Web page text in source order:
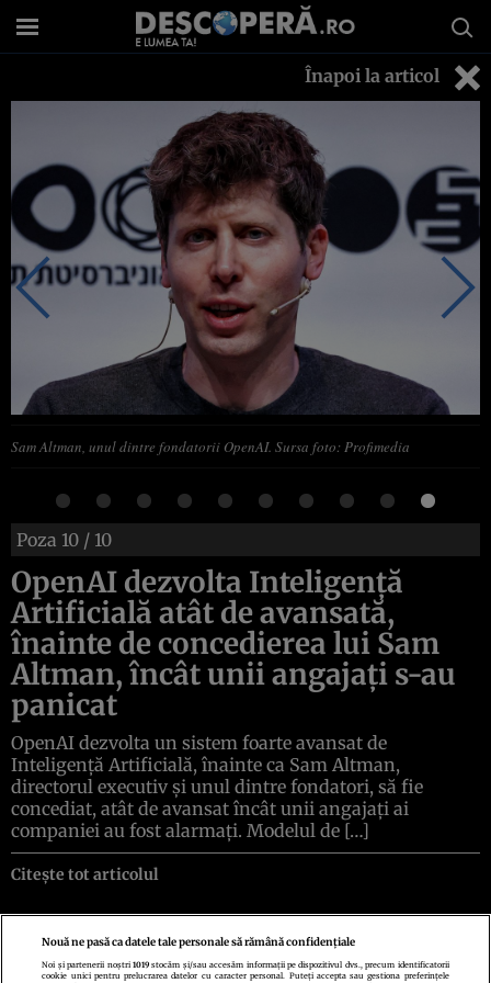
Înapoi la articol
Sam Altman, unul dintre fondatorii OpenAI. Sursa foto: Profimedia
Poza 10 / 10
OpenAI dezvolta Inteligență
Artificială atât de avansată,
înainte de concedierea lui Sam
Altman, încât unii angajați s-au
panicat
OpenAI dezvolta un sistem foarte avansat de
Inteligență Artificială, înainte ca Sam Altman,
directorul executiv și unul dintre fondatori, să fie
concediat, atât de avansat încât unii angajați ai
companiei au fost alarmați. Modelul de […]
Citește tot articolul
Nouă ne pasă ca datele tale personale să rămână confidențiale
Noi și partenerii noștri1019 stocăm și/sau accesăm informații pe dispozitivul dvs., precum identificatorii
cookie unici pentru prelucrarea datelor cu caracter personal. Puteți accepta sau gestiona preferințele